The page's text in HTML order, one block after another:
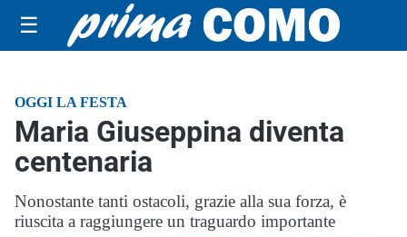
☰
OGGI LA FESTA
Maria Giuseppina diventa
centenaria
Nonostante tanti ostacoli, grazie alla sua forza, è
riuscita a raggiungere un traguardo importante